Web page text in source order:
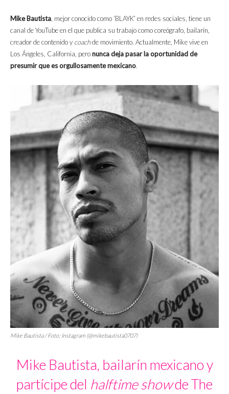
Mike Bautista, mejor conocido como ‘BLAYK’ en redes sociales, tiene un
canal de YouTube en el que publica su trabajo como coreógrafo, bailarín,
creador de contenido y coachde movimiento. Actualmente, Mike vive en
Los Ángeles, California, peronunca deja pasar la oportunidad de
presumir que es orgullosamente mexicano.
Mike Bautista / Foto: Instagram (@mikebautista0707)
Mike Bautista, bailarín mexicano y
partícipe del halftime showde The